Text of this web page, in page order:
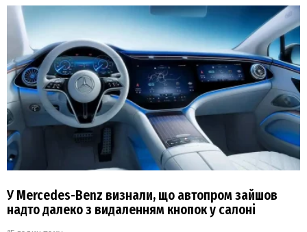
У Mercedes-Benz визнали, що автопром зайшов
надто далеко з видаленням кнопок у салоні